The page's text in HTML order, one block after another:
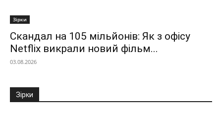
Зірки
Скандал на 105 мільйонів: Як з офісу
Netflix викрали новий фільм...
03.08.2026
Зірки